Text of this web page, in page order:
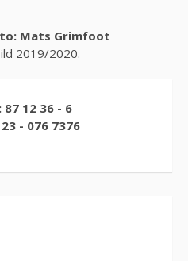
Mats Grimfoot
2019/2020.
87 12 36 - 6
- 076 7376